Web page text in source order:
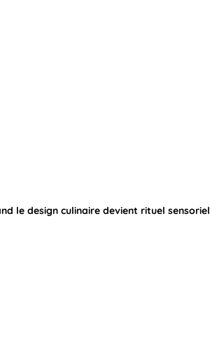
le design culinaire devient rituel sensoriel